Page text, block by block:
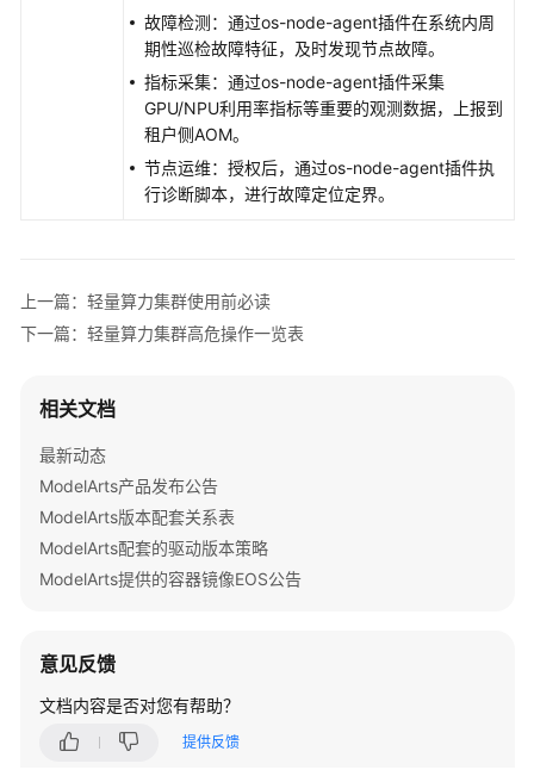
专
算
资
轻
量
力
节
轻
量
算
力
故障检测：通过os-node-agent插件在系统内周
期性巡检故障特征，及时发现节点故障。
指标采集：通过os-node-agent插件采集
GPU/NPU利用率指标等重要的观测数据，上报到
租户侧AOM。
节点运维：授权后，通过os-node-agent插件执
行诊断脚本，进行故障定位定界。
上一篇：轻量算力集群使用前必读
下一篇：轻量算力集群高危操作一览表
相关文档
最新动态
ModelArts产品发布公告
ModelArts版本配套关系表
ModelArts配套的驱动版本策略
ModelArts提供的容器镜像EOS公告
意见反馈
文档内容是否对您有帮助？
提供反馈